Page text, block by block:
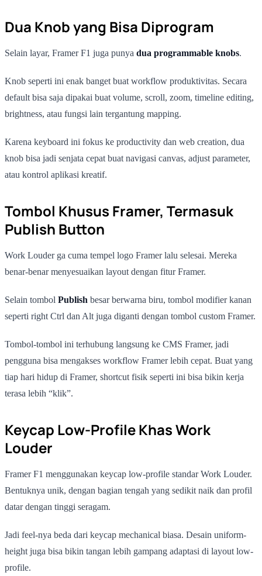
Dua Knob yang Bisa Diprogram
Selain layar, Framer F1 juga punya dua programmable knobs.
Knob seperti ini enak banget buat workflow produktivitas. Secara
default bisa saja dipakai buat volume, scroll, zoom, timeline editing,
brightness, atau fungsi lain tergantung mapping.
Karena keyboard ini fokus ke productivity dan web creation, dua
knob bisa jadi senjata cepat buat navigasi canvas, adjust parameter,
atau kontrol aplikasi kreatif.
Tombol Khusus Framer, Termasuk
Publish Button
Work Louder ga cuma tempel logo Framer lalu selesai. Mereka
benar-benar menyesuaikan layout dengan fitur Framer.
Selain tombol Publish besar berwarna biru, tombol modifier kanan
seperti right Ctrl dan Alt juga diganti dengan tombol custom Framer.
Tombol-tombol ini terhubung langsung ke CMS Framer, jadi
pengguna bisa mengakses workflow Framer lebih cepat. Buat yang
tiap hari hidup di Framer, shortcut fisik seperti ini bisa bikin kerja
terasa lebih “klik”.
Keycap Low-Profile Khas Work
Louder
Framer F1 menggunakan keycap low-profile standar Work Louder.
Bentuknya unik, dengan bagian tengah yang sedikit naik dan profil
datar dengan tinggi seragam.
Jadi feel-nya beda dari keycap mechanical biasa. Desain uniform-
height juga bisa bikin tangan lebih gampang adaptasi di layout low-
profile.